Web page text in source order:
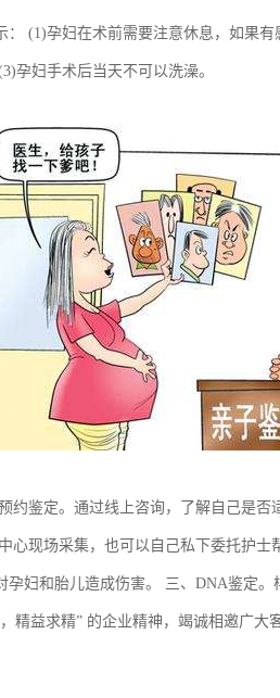
： (1)孕妇在术前需要注意休息，如果
孕妇手术后当天不可以洗澡。
约鉴定。通过线上咨询，了解自己是
心现场采集，也可以自己私下委托护
孕妇和胎儿造成伤害。 三、DNA鉴定
精益求精” 的企业精神，竭诚相邀广大